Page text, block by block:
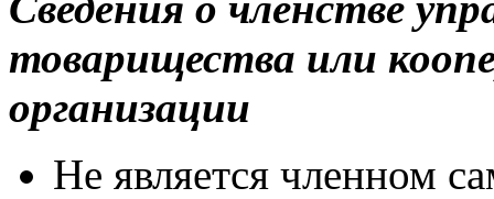
товарищества или
организации
Не является членном